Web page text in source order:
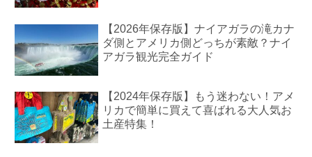
【2026年保存版】ナイアガラの滝カナ
ダ側とアメリカ側どっちが素敵？ナイ
アガラ観光完全ガイド
【2024年保存版】もう迷わない！アメ
リカで簡単に買えて喜ばれる大人気お
土産特集！